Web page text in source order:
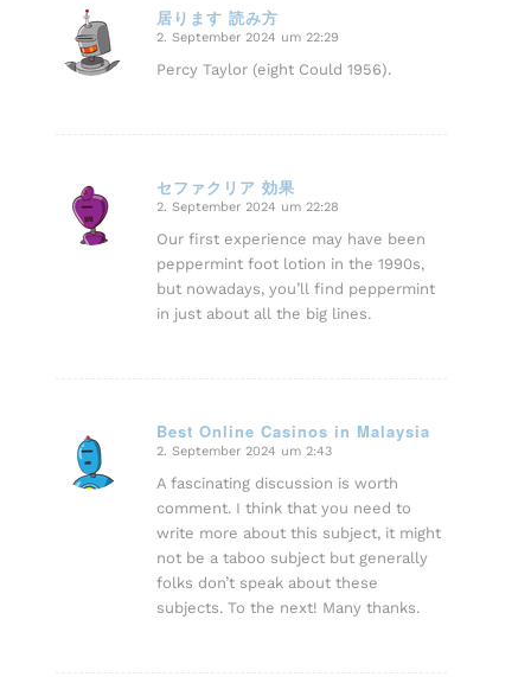
居ります 読み方
sagte:
2. September 2024 um 22:29
Percy Taylor (eight Could 1956).
セファクリア 効果
sagte:
2. September 2024 um 22:28
Our first experience may have been
peppermint foot lotion in the 1990s,
but nowadays, you’ll find peppermint
in just about all the big lines.
Best Online Casinos in Malaysia
sagte:
2. September 2024 um 2:43
A fascinating discussion is worth
comment. I think that you need to
write more about this subject, it might
not be a taboo subject but generally
folks don’t speak about these
subjects. To the next! Many thanks.